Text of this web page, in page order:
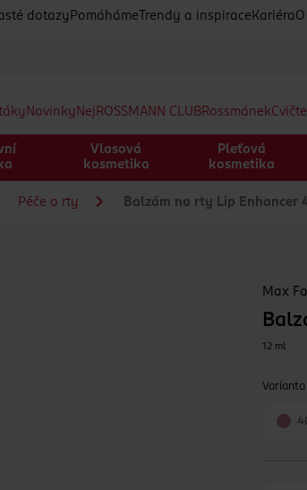
dotazy Pomáháme Trendy a inspirace Kariéra
Novinky Nej ROSSMANN CLUBRossmánek
Vlasová
kosmetika
Pleťová
kosmetika
Péče o rty Balzám na rty Lip Enhancer
Max
12 ml
Varianta